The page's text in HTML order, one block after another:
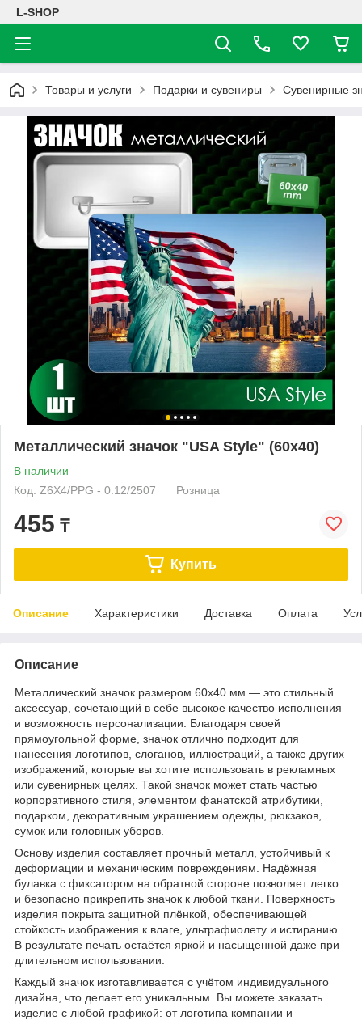
L-SHOP
Товары и услуги Подарки и сувениры Сувенирные
Металлический значок "USA Style" (60x40)
В наличии
Код: Z6X4/PPG - 0.12/2507
Розница
455 ₸
Купить
Описание Характеристики Доставка Оплата
Описание
Металлический значок размером 60x40 мм — это стильный
аксессуар, сочетающий в себе высокое качество исполнения
и возможность персонализации. Благодаря своей
прямоугольной форме, значок отлично подходит для
нанесения логотипов, слоганов, иллюстраций, а также других
изображений, которые вы хотите использовать в рекламных
или сувенирных целях. Такой значок может стать частью
корпоративного стиля, элементом фанатской атрибутики,
подарком, декоративным украшением одежды, рюкзаков,
сумок или головных уборов.
Основу изделия составляет прочный металл, устойчивый к
деформации и механическим повреждениям. Надёжная
булавка с фиксатором на обратной стороне позволяет легко
и безопасно прикрепить значок к любой ткани. Поверхность
изделия покрыта защитной плёнкой, обеспечивающей
стойкость изображения к влаге, ультрафиолету и истиранию.
В результате печать остаётся яркой и насыщенной даже при
длительном использовании.
Каждый значок изготавливается с учётом индивидуального
дизайна, что делает его уникальным. Вы можете заказать
изделие с любой графикой: от логотипа компании и